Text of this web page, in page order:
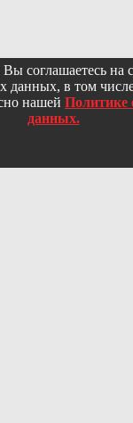
Вы соглашаетесь на
данных, в том
нашей Политике
данных.